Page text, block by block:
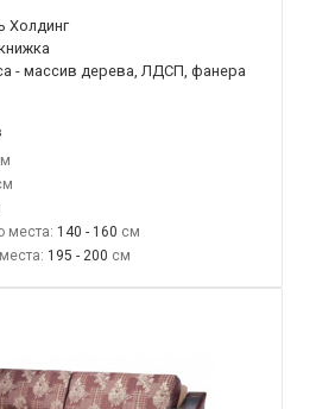
Холдинг
- массив дерева, ЛДСП, фанера
места: 140 - 160
195 - 200